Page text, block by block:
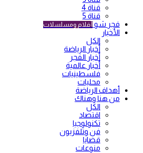
قناة 4
قناة 5
فجر شو أفلام ومسلسلات
الأخبار
الكل
أخبار الرياضة
أخبار الفجر
أخبار عالمية
فلسطينيات
محليات
أهداف الرياضة
من هنا وهناك
الكل
اقتصاد
تكنولوجيا
فن وتلفزيون
قضايا
منوعات